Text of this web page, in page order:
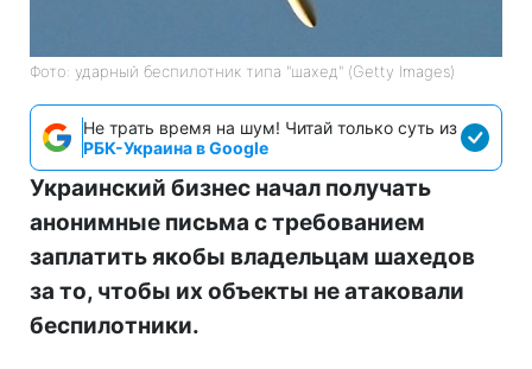
Фото: ударный беспилотник типа "шахед" (Getty Images)
Не трать время на шум! Читай только суть из
РБК-Украина в Google
Украинский бизнес начал получать
анонимные письма с требованием
заплатить якобы владельцам шахедов
за то, чтобы их объекты не атаковали
беспилотники.